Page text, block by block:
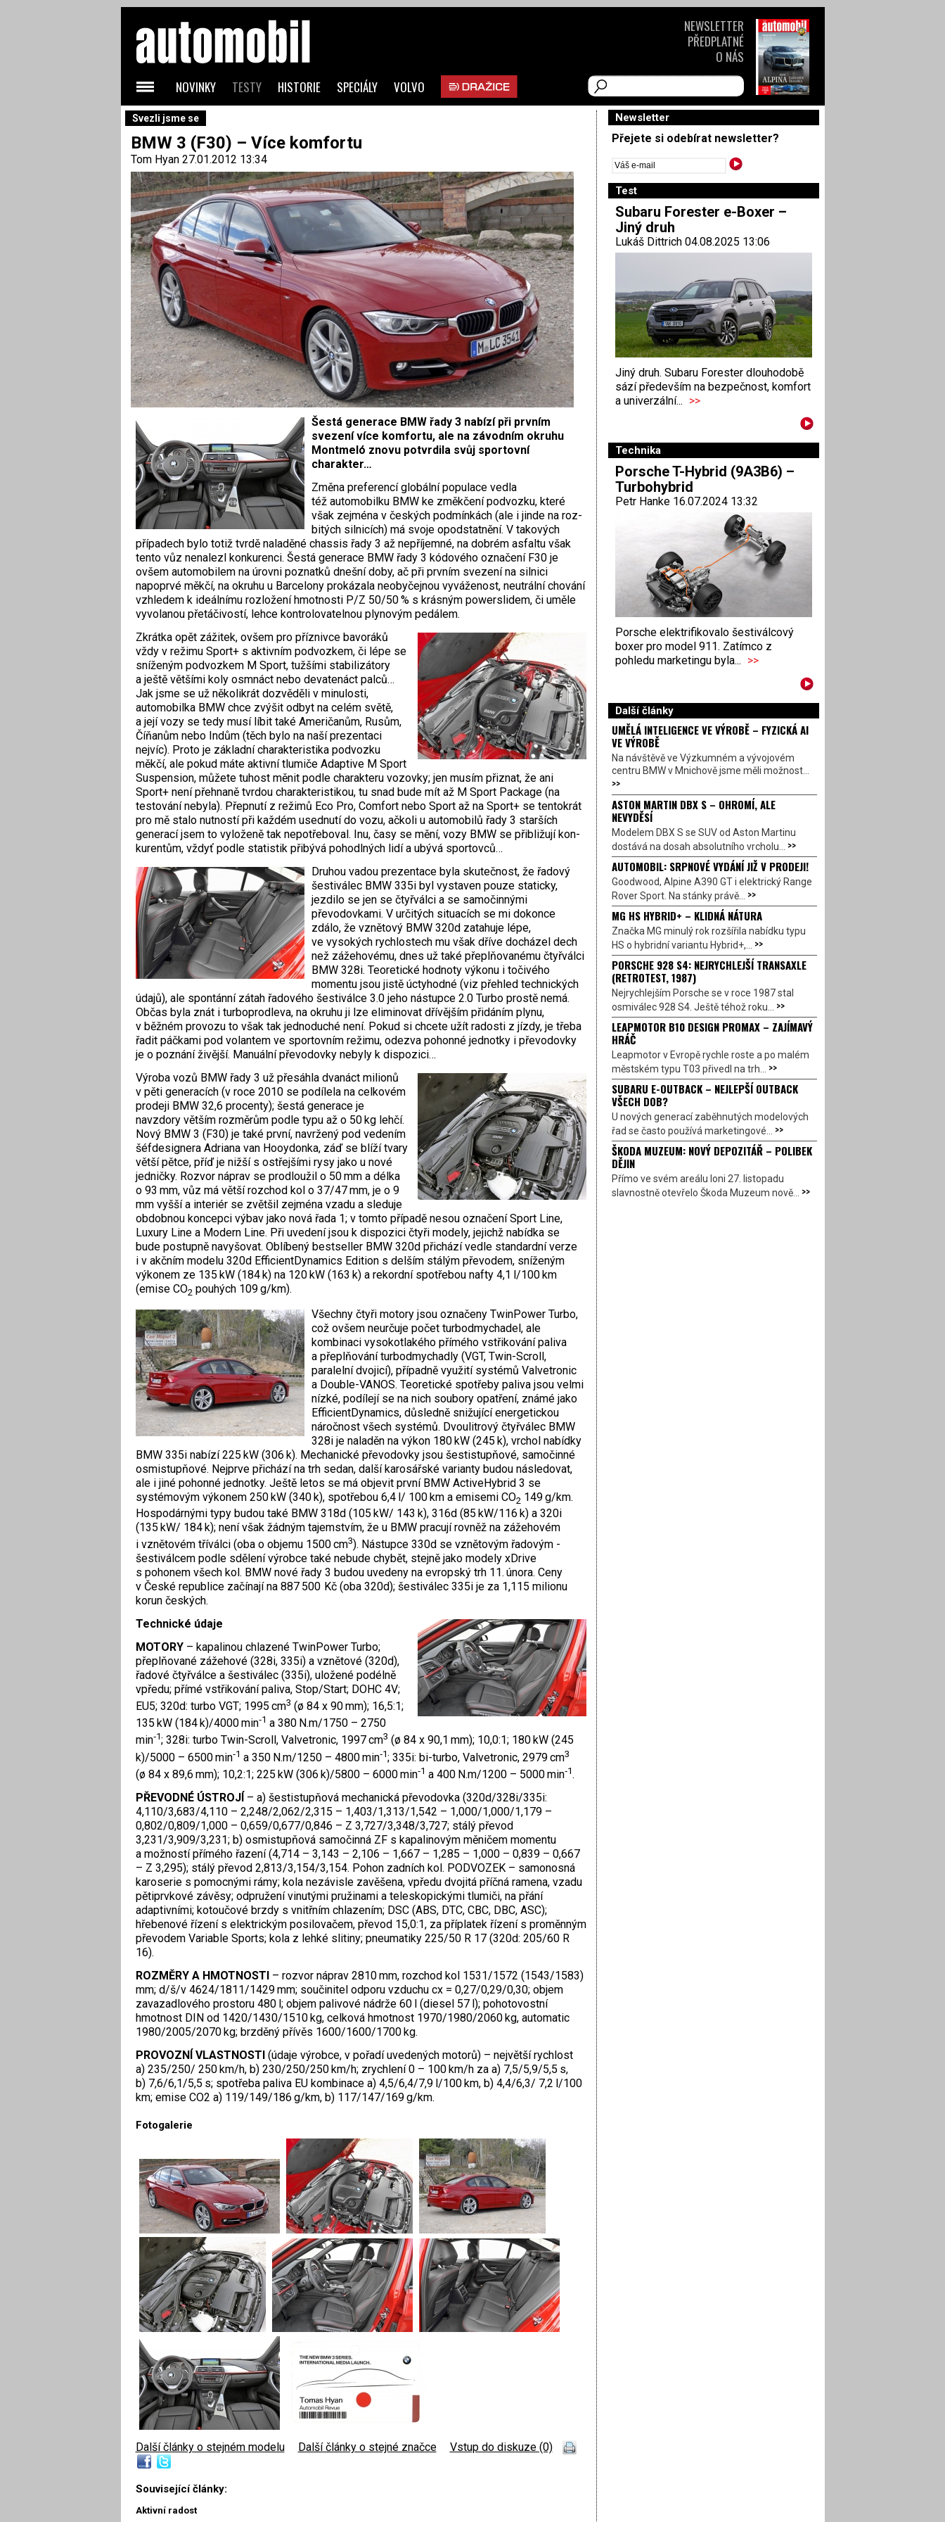
Svezli jsme se
BMW 3 (F30) – Více komfortu
Tom Hyan27.01.2012 13:34
Šestá generace BMW řady 3 nabízí při prvním
svezení více komfortu, ale na závodním okruhu
Montmeló znovu potvrdila svůj sportovní
charakter…
Změna preferencí globální populace vedla
též automobilku BMW ke změkčení podvozku, které
však zejména v českých podmínkách (ale i jinde na roz­
bitých silnicích) má svoje opodstatnění. V takových
případech bylo totiž tvrdě na­laděné chassis řady 3 až nepříjemné, na dobrém asfaltu však
tento vůz nenalezl ­konkurenci. Šestá generace BMW řady 3 kódového označení F30 je
ovšem automo­bilem na úrovni poznatků dnešní doby, ač při prvním svezení na silnici
napoprvé měkčí, na okruhu u Barce­lony prokázala neobyčejnou vyváženost, neutrální cho­vání
vzhledem k ideálnímu rozložení hmotnosti P/Z 50/50 % s krásným powerslidem, či uměle
vyvolanou přetáčivostí, lehce kontrolovatelnou plynovým pedálem.
Zkrátka opět zážitek, ovšem pro příznivce bavoráků
vždy v režimu Sport+ s aktivním podvozkem, či lépe se
sníženým podvozkem M Sport, tužšími stabilizátory
a ještě většími koly osmnáct nebo devatenáct palců…
Jak jsme se už několikrát dozvěděli v minulosti,
automobilka BMW chce zvýšit odbyt na celém světě,
a její vozy se tedy musí líbit také Američanům, Rusům,
Číňanům nebo Indům (těch bylo na naší prezentaci
nejvíc). Proto je základní charakteristika podvozku
měkčí, ale pokud máte aktivní tlumiče Adaptive M Sport
Suspen­sion, můžete tuhost měnit podle charakteru vozovky; jen musím přiznat, že ani
Sport+ není přehnaně tvrdou charakteristikou, tu snad bude mít až M Sport Package (na
testování nebyla). Přepnutí z režimů Eco Pro, Comfort nebo Sport až na Sport+ se ten­tokrát
pro mě stalo nutností při každém usednutí do vozu, ačkoli u automobilů řady 3 starších
generací jsem to vyloženě tak nepotřeboval. Inu, časy se mění, vozy BMW se přibližují kon­
kurentům, vždyť podle statistik přibývá pohodlných lidí a ubývá sportovců…
Druhou vadou prezentace byla skutečnost, že řadový
šestiválec BMW 335i byl vystaven pouze staticky,
jezdilo se jen se čtyřválci a se samočinnými
převodovkami. V určitých situacích se mi dokonce
zdálo, že vznětový BMW 320d zatahuje lépe,
ve vysokých rychlostech mu však dříve docházel dech
než zážehovému, dnes už také přeplňovanému čtyřválci
BMW 328i. Teoretické hodnoty ­výkonu i točivého
momentu jsou jistě úctyhodné (viz přehled technických
údajů), ale spontánní zátah řadového šestiválce 3.0 jeho nástupce 2.0 Turbo prostě nemá.
Občas byla znát i turboprodleva, na okruhu ji lze eliminovat dřívějším přidáním plynu,
v běžném provozu to však tak jednoduché není. Pokud si chcete užít radosti z jízdy, je třeba
řadit páčkami pod volantem ve sportovním režimu, odezva pohonné jednotky i pře­vodovky
je o poznání živější. Manuální převodovky nebyly k dispozici…
Výroba vozů BMW řady 3 už přesáhla dvanáct milionů
v pěti generacích (v roce 2010 se podílela na celkovém
prodeji BMW 32,6 procenty); šestá generace je
navzdory větším rozměrům podle typu až o 50 kg lehčí.
Nový BMW 3 (F30) je také první, navržený pod vedením
šéfdesignera Adriana van ­Hooydonka, záď se blíží tvary
větší pětce, příď je nižší s ostřejšími rysy jako u nové
jedničky. Rozvor náprav se prodloužil o 50 mm a délka
o 93 mm, vůz má větší rozchod kol o 37/47 mm, je o 9
mm vyšší a interiér se zvětšil zejména vzadu a sleduje
obdobnou koncepci výbav jako nová řada 1; v tomto ­případě nesou označení Sport Line,
Luxury Line a Modern Line. Při uvedení jsou k dis­pozici čtyři modely, jejichž nabídka se
bude postupně navyšovat. Oblíbený bestseller BMW 320d přichází vedle standardní verze
i v akčním modelu 320d EfficientDynamics Edition s delším stálým převodem, sníženým
výkonem ze 135 kW (184 k) na 120 kW (163 k) a rekordní spotřebou nafty 4,1 l/100 km
(emise CO2 pouhých 109 g/km).
Všechny ­čtyři motory jsou označeny TwinPower ­Turbo,
což ovšem neurčuje počet turbo­dmychadel, ale
kombinaci vysokotlakého pří­mého vstřikování paliva
a přeplňování ­turbodmychadly (VGT, Twin-Scroll,
paralelní dvojicí), případně využití systémů Valve­tronic
a Double-VANOS. Teoretické spotřeby paliva jsou velmi
nízké, podílejí se na nich soubory opatření, známé jako
Efficient­Dynamics, důsledně snižující energetickou
náročnost všech systémů. Dvoulitrový čtyř­válec BMW
328i je naladěn na výkon 180 kW (245 k), vrchol nabídky
BMW 335i nabízí 225 kW (306 k). Mechanické převodovky jsou šestistupňové, samočinné
osmistupňové. Nejprve přichází na trh sedan, další karosářské varianty budou následovat,
ale i jiné ­pohonné jednotky. Ještě letos se má objevit první BMW ActiveHybrid 3 se
systémovým výkonem 250 kW (340 k), spotřebou 6,4 l/ 100 km a emisemi CO2 149 g/km.
Hospodárnými typy budou také BMW 318d (105 kW/ 143 k), 316d (85 kW/116 k) a 320i
(135 kW/ 184 k); není však žádným tajemstvím, že u BMW pracují rovněž na zážehovém
i vznětovém tříválci (oba o objemu 1500 cm3). ­Nástupce 330d se vznětovým řadovým ­
šestiválcem podle sdělení výrobce také ­nebude chybět, stejně jako modely xDrive
s pohonem všech kol. BMW nové řady 3 ­budou uvedeny na evropský trh 11. února. Ceny
v České republice začínají na 887 500 Kč (oba 320d); šestiválec 335i je za 1,115 milionu
korun českých.
Technické údaje
MOTORY– kapalinou chlazené TwinPower Turbo;
přeplňované zážehové (328i, 335i) a vznětové (320d),
řadové čtyřválce a šestiválec (335i), uložené podélně
vpředu; přímé vstřikování paliva, Stop/Start; DOHC 4V;
EU5; 320d: turbo VGT; 1995 cm3 (ø 84 x 90 mm); 16,5:1;
135 kW (184 k)/4000 min‑1 a 380 N.m/1750 – 2750
min‑1; 328i: turbo Twin-Scroll, Valvetronic, 1997 cm3 (ø 84 x 90,1 mm); 10,0:1; 180 kW (245
k)/5000 – 6500 min‑1 a 350 N.m/1250 – 4800 min‑1; 335i: bi-turbo, Valve­tronic, 2979 cm3
(ø 84 x 89,6 mm); 10,2:1; 225 kW (306 k)/5800 – 6000 min‑1 a 400 N.m/1200 – 5000 min‑1.
PŘEVODNÉ ÚSTROJÍ– a) šestistupňová mechanická převodovka (320d/328i/335i:
4,110/3,683/4,110 – 2,248/2,062/2,315 – 1,403/1,313/1,542 – 1,000/1,000/1,179 –
0,802/0,809/1,000 – 0,659/0,677/0,846 – Z 3,727/3,348/3,727; stálý převod
3,231/3,909/3,231; b) osmistupňová samočinná ZF s kapalinovým měničem momentu
a možností přímého řazení (4,714 – 3,143 – 2,106 – 1,667 – 1,285 – 1,000 – 0,839 – 0,667
– Z 3,295); stálý převod 2,813/3,154/3,154. Pohon zadních kol. PODVOZEK – samonosná
karoserie s pomocnými rámy; kola nezávisle zavěšena, vpředu dvojitá příčná ramena, vzadu
pětiprvkové závěsy; odpružení vinutými pružinami a teleskopickými tlumiči, na přání
adaptivními; kotoučové brzdy s vnitřním chlazením; DSC (ABS, DTC, CBC, DBC, ASC);
hřebenové řízení s elektrickým posilovačem, převod 15,0:1, za příplatek řízení s proměnným
převodem Variable Sports; kola z lehké slitiny; pneumatiky 225/50 R 17 (320d: 205/60 R
16).
ROZMĚRY A HMOTNOSTI– rozvor náprav 2810 mm, rozchod kol 1531/1572 (1543/1583)
mm; d/š/v 4624/1811/1429 mm; součinitel odporu vzduchu cx = 0,27/0,29/0,30; objem
zavazadlového prostoru 480 l; objem palivové nádrže 60 l (diesel 57 l); pohotovostní
hmotnost DIN od 1420/1430/1510 kg, celková hmotnost 1970/1980/2060 kg, automatic
1980/2005/2070 kg; brzděný přívěs 1600/1600/1700 kg.
PROVOZNÍ VLASTNOSTI(údaje výrobce, v pořadí uvedených motorů) – největší rychlost
a) 235/250/ 250 km/h, b) 230/250/250 km/h; zrychlení 0 – 100 km/h za a) 7,5/5,9/5,5 s,
b) 7,6/6,1/5,5 s; spotřeba paliva EU kombinace a) 4,5/6,4/7,9 l/100 km, b) 4,4/6,3/ 7,2 l/100
km; emise CO2 a) 119/149/186 g/km, b) 117/147/169 g/km.
Fotogalerie
Další články o stejném modelu Další články o stejné značce Vstup do diskuze (0)
Související články:
Aktivní radost
Newsletter
Přejete si odebírat newsletter?
Test
Subaru Forester e-Boxer –
Jiný druh
Lukáš Dittrich 04.08.2025 13:06
Jiný druh. Subaru Forester dlouhodobě
sází především na bezpečnost, komfort
a univerzální... >>
Technika
Porsche T-Hybrid (9A3B6) –
Turbohybrid
Petr Hanke 16.07.2024 13:32
Porsche elektrifikovalo šestiválcový
boxer pro model 911. Zatímco z
pohledu marketingu byla... >>
Další články
UMĚLÁ INTELIGENCE VE VÝROBĚ – FYZICKÁ AI
VE VÝROBĚ
Na návštěvě ve Výzkumném a vývojovém
centru BMW v Mnichově jsme měli možnost...
>>
ASTON MARTIN DBX S – OHROMÍ, ALE
NEVYDĚSÍ
Modelem DBX S se SUV od Aston Martinu
dostává na dosah absolutního vrcholu... >>
AUTOMOBIL: SRPNOVÉ VYDÁNÍ JIŽ V PRODEJI!
Goodwood, Alpine A390 GT i elektrický Range
Rover Sport. Na stánky právě... >>
MG HS HYBRID+ – KLIDNÁ NÁTURA
Značka MG minulý rok rozšířila nabídku typu
HS o hybridní variantu Hybrid+,... >>
PORSCHE 928 S4: NEJRYCHLEJŠÍ TRANSAXLE
(RETROTEST, 1987)
Nejrychlejším Porsche se v roce 1987 stal
osmiválec 928 S4. Ještě téhož roku... >>
LEAPMOTOR B10 DESIGN PROMAX – ZAJÍMAVÝ
HRÁČ
Leapmotor v Evropě rychle roste a po malém
městském typu T03 přivedl na trh... >>
SUBARU E-OUTBACK – NEJLEPŠÍ OUTBACK
VŠECH DOB?
U nových generací zaběhnutých modelových
řad se často používá marketingové... >>
ŠKODA MUZEUM: NOVÝ DEPOZITÁŘ – POLIBEK
DĚJIN
Přímo ve svém areálu loni 27. listopadu
slavnostně otevřelo Škoda Muzeum nově... >>
NOVINKY TESTY HISTORIE SPECIÁLY VOLVO
NEWSLETTER
PŘEDPLATNÉ
O NÁS